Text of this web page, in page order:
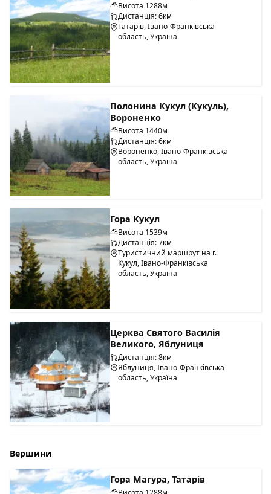
Висота 1288м
Дистанція: 6км
Татарів, Івано-Франківська
область, Україна
Полонина Кукул (Кукуль),
Вороненко
Висота 1440м
Дистанція: 6км
Вороненко, Івано-Франківська
область, Україна
Гора Кукул
Висота 1539м
Дистанція: 7км
Туристичний маршрут на г.
Кукул, Івано-Франківська
область, Україна
Церква Святого Василія
Великого, Яблуниця
Дистанція: 8км
Яблуниця, Івано-Франківська
область, Україна
Вершини
Гора Магура, Татарів